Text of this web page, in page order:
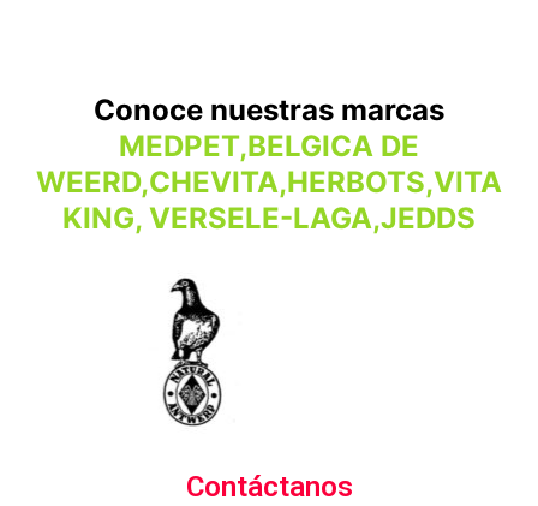
Conoce nuestras marcas
MEDPET,BELGICA DE
WEERD,CHEVITA,HERBOTS,VITA
KING, VERSELE-LAGA,JEDDS
Contáctanos